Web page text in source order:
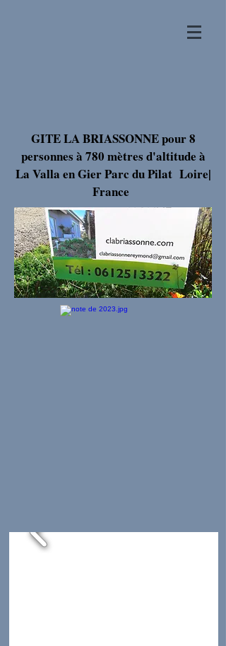
GITE LA BRIASSONNE pour 8
personnes à 780 mètres d'altitude à
La Valla en Gier Parc du Pilat Loire|
France